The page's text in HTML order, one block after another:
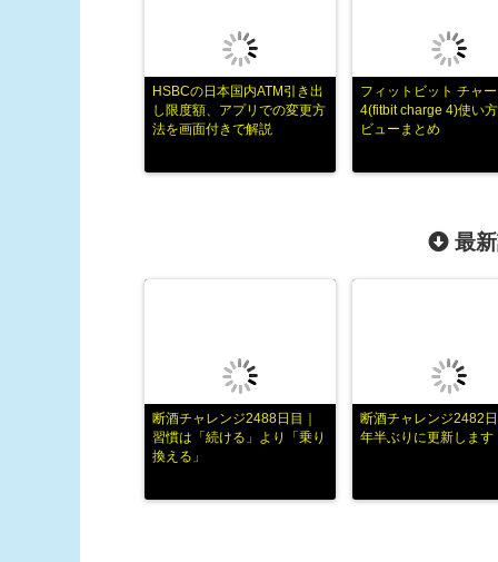
HSBCの日本国内ATM引き出
し限度額、アプリでの変更方
法を画面付きで解説
フィットビット チャ
4(fitbit charge 4)使い
ビューまとめ
最
断酒チャレンジ2488日目｜
習慣は「続ける」より「乗り
換える」
断酒チャレンジ2482
年半ぶりに更新します